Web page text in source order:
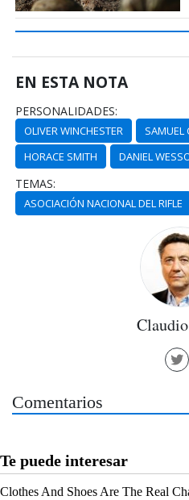
EN ESTA NOTA
PERSONALIDADES:
OLIVER WINCHESTER SAMUEL
HORACE SMITH
DANIEL
TEMAS:
ASOCIACIÓN NACIONAL DEL RIFLE
Comentarios